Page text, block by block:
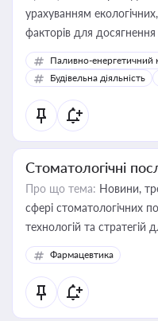
урахуванням
факторів для досягнення
Паливно-енергетичний
Будівельна діяльність
Стоматологічні
Про що тема: Новини,
сфері стоматологічних
технологій та
Фармацевтика